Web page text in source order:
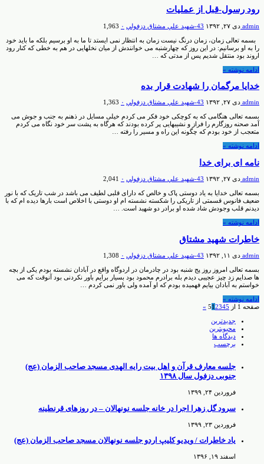
رود رسول-قبل از عملیات
admin دی ۲۷, ۱۳۹۲ 43-شهيد علي مشتاق دزفولي ۰ 1,963
بسمه تعالی زمان، زمان درنگ نیست زمان به انتظار نمی ایستد تا ما به او برسیم بلکه ما باید خود
را به او برسانیم: در این روز که چهارشنبه می خوانندش از میان نخلهایی در هم به خطی که کنار رود
اروند بود منتقل شدیم پس از مدتی که …
ادامه نوشته »
خدایا مرگمان را شهادت قرار بده
admin دی ۲۷, ۱۳۹۲ 43-شهيد علي مشتاق دزفولي ۰ 1,363
بسمه تعالی هنگامی که به کوچکی خود فکر می کردم خیلی مسایل در ذهنم به جنب و جوش می
آمد صحنه روزگارم را فراز و نشیبهایی پر کرده بودند که هرگاه به پشت سر خود نگاه می کردم
متعجب از خود بودم که چگونه این راه و مسیر را رفته …
ادامه نوشته »
نامه ای برای خدا
admin دی ۲۷, ۱۳۹۲ 43-شهيد علي مشتاق دزفولي ۰
2,041
بسمه تعالی خدایا به یاد دوستی پاک و خالص که دارای قلبی لطیف می باشد در شب تاریک که با نور
ضعیف فانوس قسمتی از تاریکی را شکسته نشسته ام او دوستی با اخلاص است بارها دیده ام که با
دیدنم قلب وجودش شاد شده او برادر دو شهید است. …
ادامه نوشته »
خاطرات شهید مشتاق
admin دی ۱۱, ۱۳۹۲ 43-شهيد علي مشتاق دزفولي ۰ 1,308
بسمه تعالی امروز روز پج شنبه بود در چادرمان در اردوگاه واقع در آبادان نشسته بودم یکی از بچه
ها صدایم زد چیز عجیبی دیدم بله برادرم محمود بود بسیار برایم باور نکردنی بود آنوقت که می
خواستم به آبادان بیایم فهمیده بودم که او آمده ولی باور نمی کردم …
ادامه نوشته »
صفحه 1 از 5
12345
»
جدیدترین
محبوبترین
دیدگاه ها
برچسب
جلسه معارف قرآن و اهل بیت رایه الهدی مسجد صاحب الزمان (عج)
جنوبی دزفول سال ۱۳۹۸
فروردین ۲۴, ۱۳۹۹
سرود گل زهرا اجرا در خانه جلسه نونهالان – در روزهای قرنطینه
فروردین ۲۳, ۱۳۹۹
یاد خاطرات / ویدیو کلیپ اردو جلسه نونهالان مسجد صاحب الزمان (عج)
اسفند ۱۹, ۱۳۹۶